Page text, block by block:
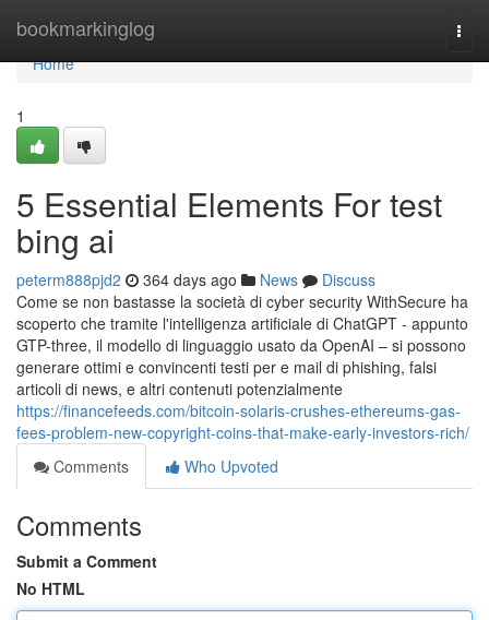
bookmarkinglog
Home
Home
1
5 Essential Elements For test
bing ai
peterm888pjd2 364 days ago News
Discuss
Come se non bastasse la società di cyber security WithSecure ha
scoperto che tramite l'intelligenza artificiale di ChatGPT - appunto
GTP-three, il modello di linguaggio usato da OpenAI – si possono
generare ottimi e convincenti testi per e mail di phishing, falsi
articoli di news, e altri contenuti potenzialmente
https://financefeeds.com/bitcoin-solaris-crushes-ethereums-gas-
fees-problem-new-copyright-coins-that-make-early-investors-rich/
Comments
Who Upvoted
Comments
Submit a Comment
No HTML